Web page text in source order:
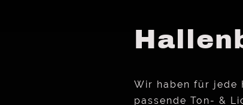
Wir haben für
passende Ton- &